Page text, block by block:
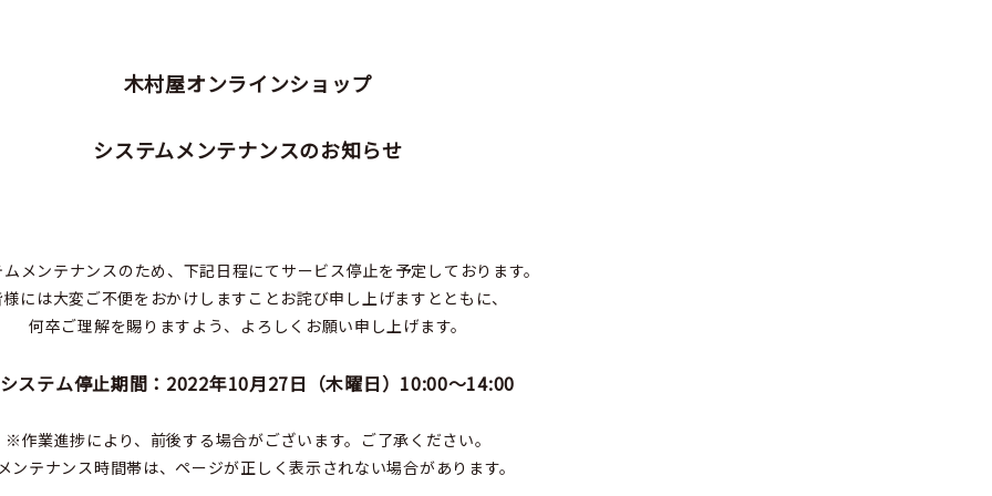
木村屋オンラインショップ
システムメンテナンスのお知らせ
ムメンテナンスのため、下記日程にてサービス停止を予定しております。
様には大変ご不便をおかけしますことお詫び申し上げますとともに、
何卒ご理解を賜りますよう、よろしくお願い申し上げます。
ステム停止期間：2022年10月27日（木曜日）10:00～14:00
※作業進捗により、前後する場合がございます。ご了承ください。
ンテナンス時間帯は、ページが正しく表示されない場合があります。